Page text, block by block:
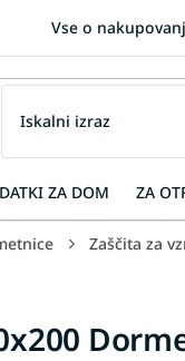
Vse o
ZA DOM ZA
Zaščita za